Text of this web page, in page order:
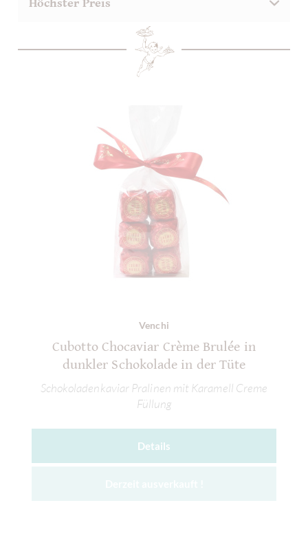
Venchi
Cubotto Chocaviar Crème Brulée in
dunkler Schokolade in der Tüte
Schokoladenkaviar Pralinen mit Karamell Creme
Füllung
Details